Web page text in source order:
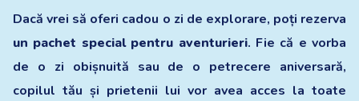
Dacă vrei să oferi cadou o zi de explorare, poți rezerva
un pachet special pentru aventurieri. Fie că e vorba
de o zi obișnuită sau de o petrecere aniversară,
copilul tău și prietenii lui vor avea acces la toate